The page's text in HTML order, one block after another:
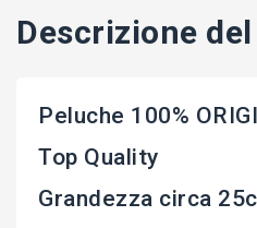
Descrizione
Peluche 100%
Top Quality
Grandezza circa